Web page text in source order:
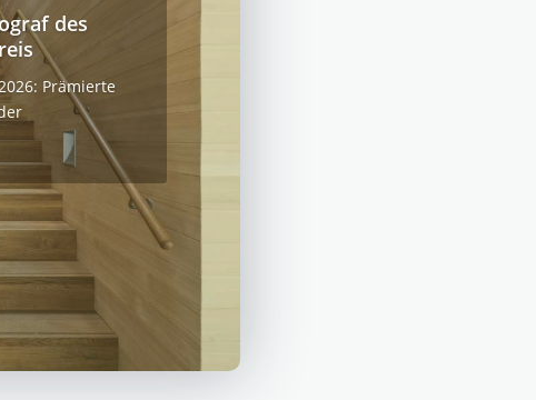
des
Prämierte